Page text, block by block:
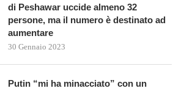
di Peshawar uccide almeno 32
persone, ma il numero è destinato ad
aumentare
30 Gennaio 2023
Putin “mi ha minacciato” con un